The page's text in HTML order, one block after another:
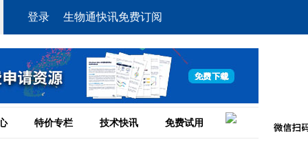
登录 生物通快讯免费订阅
特价专栏 技术快讯 免费试用